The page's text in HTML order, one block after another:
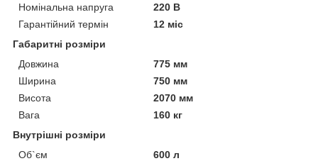
Номінальна напруга
220 В
Гарантійний термін
12 міс
Габаритні розміри
Довжина
775 мм
Ширина
750 мм
Висота
2070 мм
Вага
160 кг
Внутрішні розміри
Об`єм
600 л